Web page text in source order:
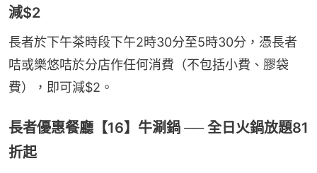
減$2
長者於下午茶時段下午2時30分至5時30分，憑長者
咭或樂悠咭於分店作任何消費（不包括小費、膠袋
費），即可減$2。
長者優惠餐廳【16】牛涮鍋 ── 全日火鍋放題81
折起